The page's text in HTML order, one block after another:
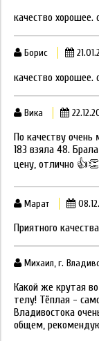
качество
Борис
качество
Вика
По качеству очень
183 взяла 48.
цену, отлично 👍👏
Марат
Приятного
Михаил, г.
Какой же крутая
телу! Тёплая -
Владивостока
общем,